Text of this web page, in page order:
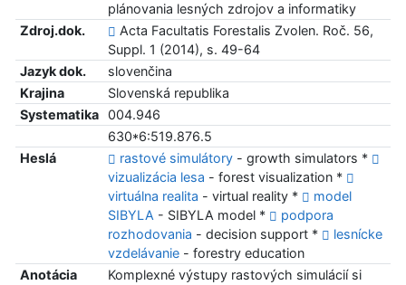
plánovania lesných zdrojov a informatiky
Zdroj.dok.
Acta Facultatis Forestalis Zvolen. Roč. 56,
Suppl. 1 (2014), s. 49-64
Jazyk dok.
slovenčina
Krajina
Slovenská republika
Systematika
004.946
630*6:519.876.5
Heslá
rastové simulátory- growth simulators *
vizualizácia lesa - forest visualization *
virtuálna realita - virtual reality *
model
SIBYLA- SIBYLA model *
podpora
rozhodovania - decision support *
lesnícke
vzdelávanie- forestry education
Anotácia
Komplexné výstupy rastových simulácií si